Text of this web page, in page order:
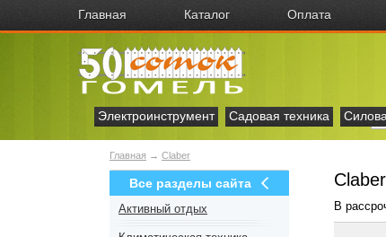
Главная Каталог Оплата
Электроинструмент Садовая техника
Главная → Claber
Все разделы сайта
Активный отдых В